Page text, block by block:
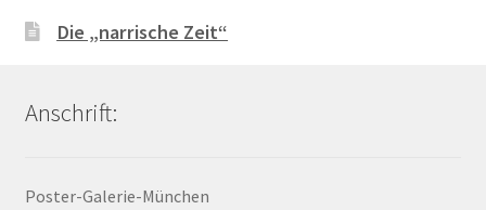
Die „narrische Zeit“
Anschrift:
Poster-Galerie-München